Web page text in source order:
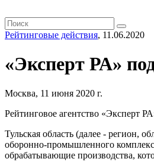
Рейтинговые действия, 11.06.2020
«Эксперт РА»
Москва, 11 июня 2020 г.
Рейтинговое агентство «Эксперт
Тульская область (далее - регион,
оборонно-промышленного
обрабатывающие производства,